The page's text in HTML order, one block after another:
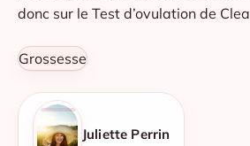
donc sur le Test d’ovulation de Clea
Grossesse
Juliette Perrin